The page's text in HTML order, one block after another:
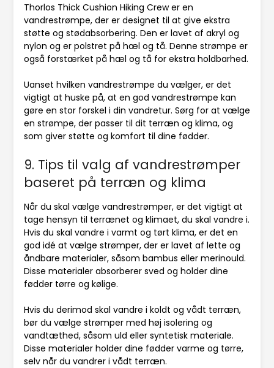
Thorlos Thick Cushion Hiking Crew er en
vandrestrømpe, der er designet til at give ekstra
støtte og stødabsorbering. Den er lavet af akryl og
nylon og er polstret på hæl og tå. Denne strømpe er
også forstærket på hæl og tå for ekstra holdbarhed.
Uanset hvilken vandrestrømpe du vælger, er det
vigtigt at huske på, at en god vandrestrømpe kan
gøre en stor forskel i din vandretur. Sørg for at vælge
en strømpe, der passer til dit terræn og klima, og
som giver støtte og komfort til dine fødder.
9. Tips til valg af vandrestrømper
baseret på terræn og klima
Når du skal vælge vandrestrømper, er det vigtigt at
tage hensyn til terrænet og klimaet, du skal vandre i.
Hvis du skal vandre i varmt og tørt klima, er det en
god idé at vælge strømper, der er lavet af lette og
åndbare materialer, såsom bambus eller merinould.
Disse materialer absorberer sved og holder dine
fødder tørre og kølige.
Hvis du derimod skal vandre i koldt og vådt terræn,
bør du vælge strømper med høj isolering og
vandtæthed, såsom uld eller syntetisk materiale.
Disse materialer holder dine fødder varme og tørre,
selv når du vandrer i vådt terræn.